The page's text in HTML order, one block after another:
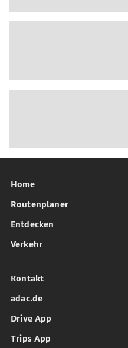
Home
Routenplaner
Entdecken
Verkehr
Kontakt
adac.de
Drive App
Trips App